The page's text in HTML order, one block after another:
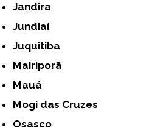
Jandira
Jundiaí
Juquitiba
Mairiporã
Mauá
Mogi das Cruzes
Osasco